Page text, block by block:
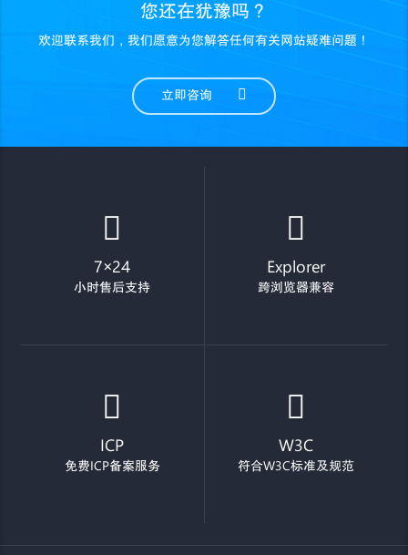
您还在犹豫吗？
欢迎联系我们，我们愿意为您解答任何有关网站疑难问题！
立即咨询
7×24
小时售后支持
Explorer
跨浏览器兼容
ICP
免费ICP备案服务
W3C
符合W3C标准及规范